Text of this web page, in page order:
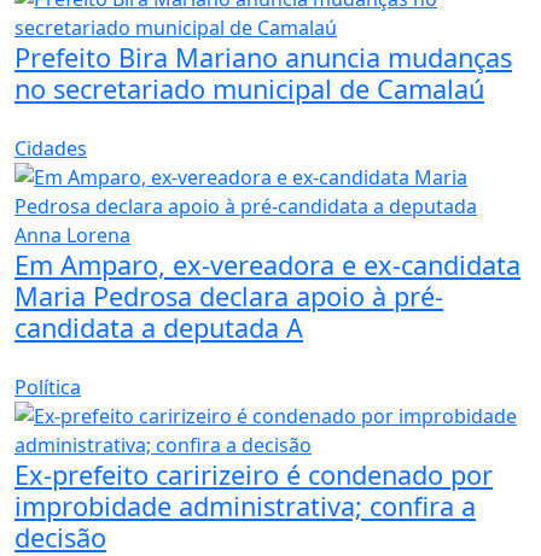
Prefeito Bira Mariano anuncia mudanças
no secretariado municipal de Camalaú
Cidades
Em Amparo, ex-vereadora e ex-candidata
Maria Pedrosa declara apoio à pré-
candidata a deputada A
Política
Ex-prefeito caririzeiro é condenado por
improbidade administrativa; confira a
decisão